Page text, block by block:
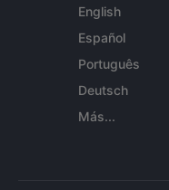
English
Español
Português
Deutsch
Más...